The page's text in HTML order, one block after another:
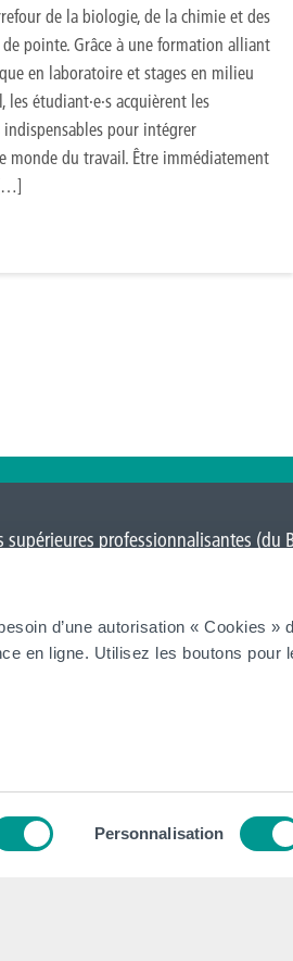
d’une autorisation « Cookies »
en ligne. Utilisez les boutons pour
Personnalisation
de la biologie, de la chimie et des
pointe. Grâce à une formation alliant
en laboratoire et stages en milieu
les étudiant·e·s acquièrent les
indispensables pour intégrer
monde du travail. Être immédiatement
supérieures professionnalisantes
Tout voir
Nos secrétariats
Rencontrez-nous